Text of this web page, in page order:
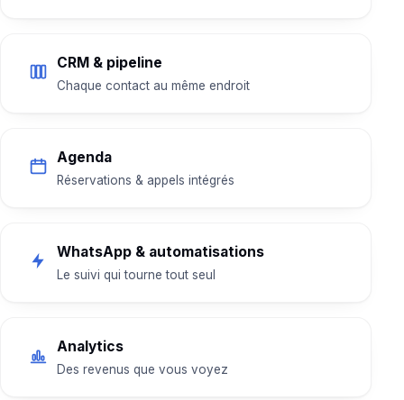
CRM & pipeline
Chaque contact au même endroit
Agenda
Réservations & appels intégrés
WhatsApp & automatisations
Le suivi qui tourne tout seul
Analytics
Des revenus que vous voyez